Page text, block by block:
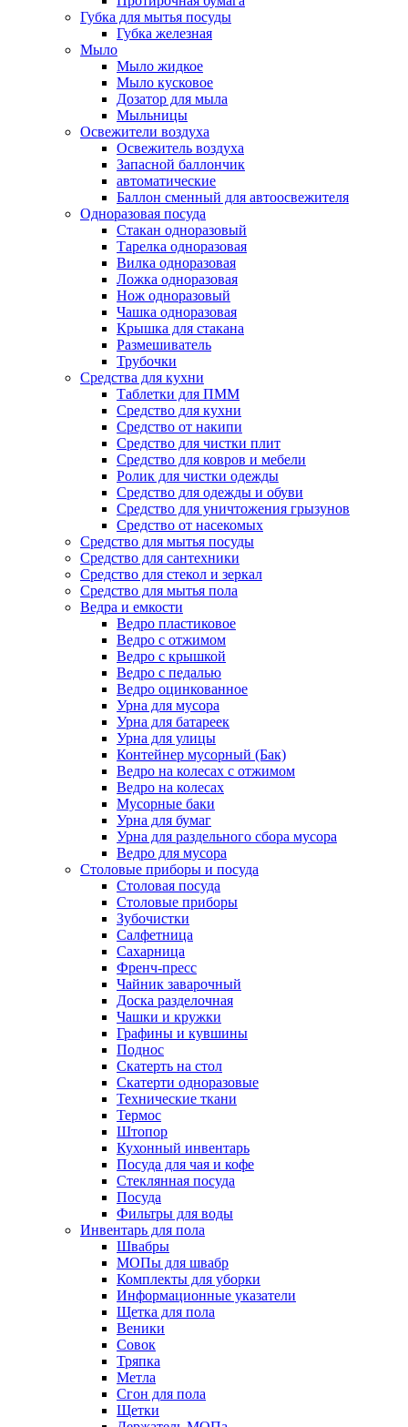
Губка для мытья посуды
Губка железная
Мыло
Мыло жидкое
Мыло кусковое
Дозатор для мыла
Мыльницы
Освежители воздуха
Освежитель воздуха
Запасной баллончик
автоматические
Баллон сменный для автоосвежителя
Одноразовая посуда
Стакан одноразовый
Тарелка одноразовая
Вилка одноразовая
Ложка одноразовая
Нож одноразовый
Чашка одноразовая
Крышка для стакана
Размешиватель
Трубочки
Средства для кухни
Таблетки для ПММ
Средство для кухни
Средство от накипи
Средство для чистки плит
Средство для ковров и мебели
Ролик для чистки одежды
Средство для одежды и обуви
Средство для уничтожения грызунов
Средство от насекомых
Средство для мытья посуды
Средство для сантехники
Средство для стекол и зеркал
Средство для мытья пола
Ведра и емкости
Ведро пластиковое
Ведро с отжимом
Ведро с крышкой
Ведро с педалью
Ведро оцинкованное
Урна для мусора
Урна для батареек
Урна для улицы
Контейнер мусорный (Бак)
Ведро на колесах с отжимом
Ведро на колесах
Мусорные баки
Урна для бумаг
Урна для раздельного сбора мусора
Ведро для мусора
Столовые приборы и посуда
Столовая посуда
Столовые приборы
Зубочистки
Салфетница
Сахарница
Френч-пресс
Чайник заварочный
Доска разделочная
Чашки и кружки
Графины и кувшины
Поднос
Скатерть на стол
Скатерти одноразовые
Технические ткани
Термос
Штопор
Кухонный инвентарь
Посуда для чая и кофе
Стеклянная посуда
Посуда
Фильтры для воды
Инвентарь для пола
Швабры
МОПы для швабр
Комплекты для уборки
Информационные указатели
Щетка для пола
Веники
Совок
Тряпка
Метла
Сгон для пола
Щетки